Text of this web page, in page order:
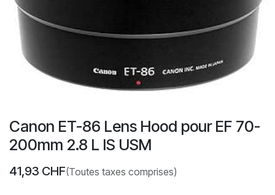
Canon ET-86 Lens Hood pour EF 70-
200mm 2.8 L IS USM
41,93 CHF(Toutes taxes comprises)